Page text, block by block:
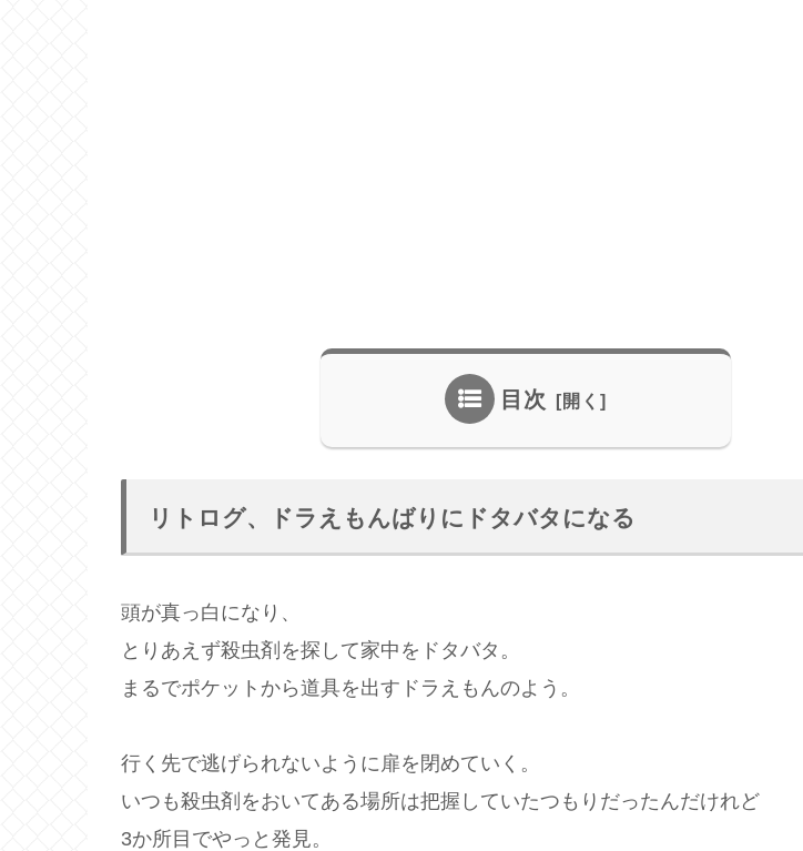
目次
リトログ、ドラえもんばりにドタバタになる
頭が真っ白になり、
とりあえず殺虫剤を探して家中をドタバタ。
まるでポケットから道具を出すドラえもんのよう。
行く先で逃げられないように扉を閉めていく。
いつも殺虫剤をおいてある場所は把握していたつもりだったんだけれど
3か所目でやっと発見。